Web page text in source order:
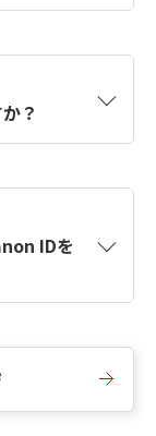
カウントを
を使用して
ます。
？
IDを